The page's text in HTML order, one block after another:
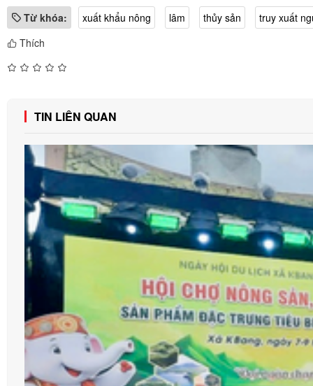
Từ khóa:
xuất khẩu nông lâm thủy sản
truy xuất
Thích
TIN LIÊN QUAN